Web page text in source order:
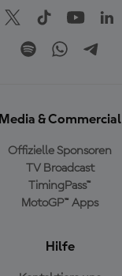
Media & Commercial
Offizielle Sponsoren
TV Broadcast
TimingPass™
MotoGP™ Apps
Hilfe